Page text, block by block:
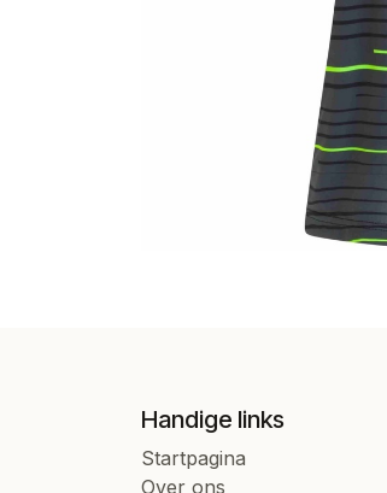
Handige links
Startpagina
Over ons